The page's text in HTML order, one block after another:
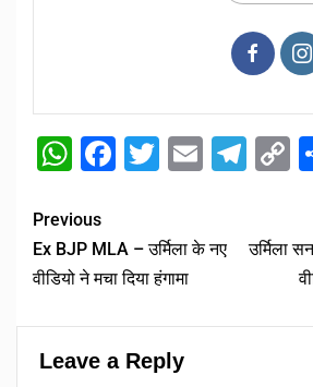
WhatsApp
Facebook
Twitter
Email
Previous
Ex BJP MLA – उर्मिला के नए
वीडियो ने मचा दिया हंगामा
उर्मिला
Leave a Reply